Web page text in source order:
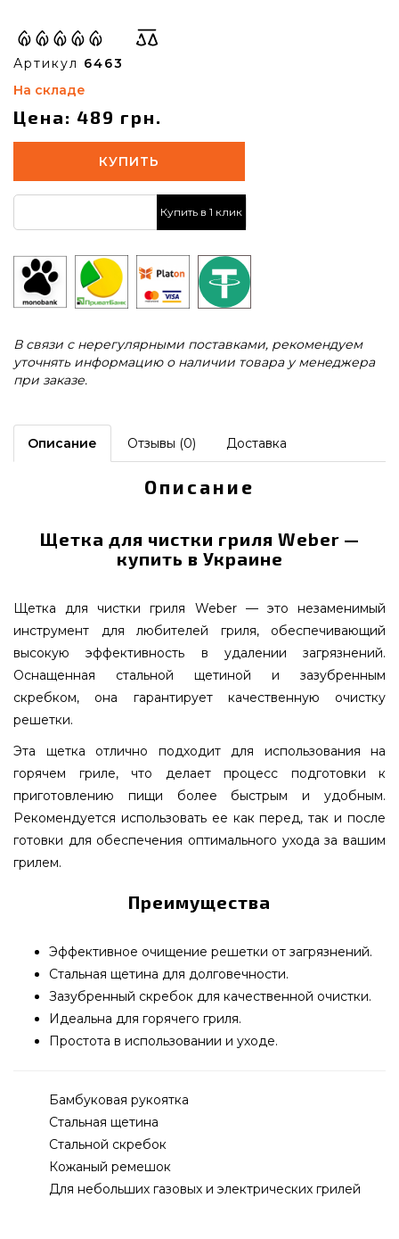
Артикул 6463
На складе
Цена: 489 грн.
КУПИТЬ
Купить в 1 клик
В связи с нерегулярными поставками, рекомендуем
уточнять информацию о наличии товара у менеджера
при заказе.
Описание Отзывы (0) Доставка
Описание
Щетка для чистки гриля Weber —
купить в Украине
Щетка для чистки гриля Weber — это незаменимый
инструмент для любителей гриля, обеспечивающий
высокую эффективность в удалении загрязнений.
Оснащенная стальной щетиной и зазубренным
скребком, она гарантирует качественную очистку
решетки.
Эта щетка отлично подходит для использования на
горячем гриле, что делает процесс подготовки к
приготовлению пищи более быстрым и удобным.
Рекомендуется использовать ее как перед, так и после
готовки для обеспечения оптимального ухода за вашим
грилем.
Преимущества
Эффективное очищение решетки от загрязнений.
Стальная щетина для долговечности.
Зазубренный скребок для качественной очистки.
Идеальна для горячего гриля.
Простота в использовании и уходе.
Бамбуковая рукоятка
Стальная щетина
Стальной скребок
Кожаный ремешок
Для небольших газовых и электрических грилей